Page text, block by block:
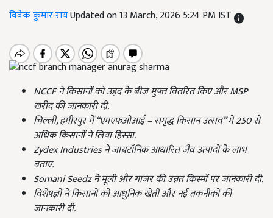
विवेक कुमार रायUpdated on 13 March, 2026 5:24 PM IST
NCCFने किसानों को उड़द के बीज मुफ्त वितरित किए और MSP
खरीद की जानकारी दी.
चिल्ली,हमीरपुर में “एमएफओआई – समृद्ध किसान उत्सव” में 250से
अधिक किसानों ने लिया हिस्सा.
Zydex Industriesने जायटॉनिक आधारित जैव उत्पादों के लाभ
बताए.
Somani Seedzने मूली और गाजर की उन्नत किस्मों पर जानकारी दी.
विशेषज्ञों ने किसानों को आधुनिक खेती और नई तकनीकों की
जानकारी दी.